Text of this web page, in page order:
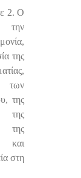
2. Ο
την
της
των
της
της
της
και
στη